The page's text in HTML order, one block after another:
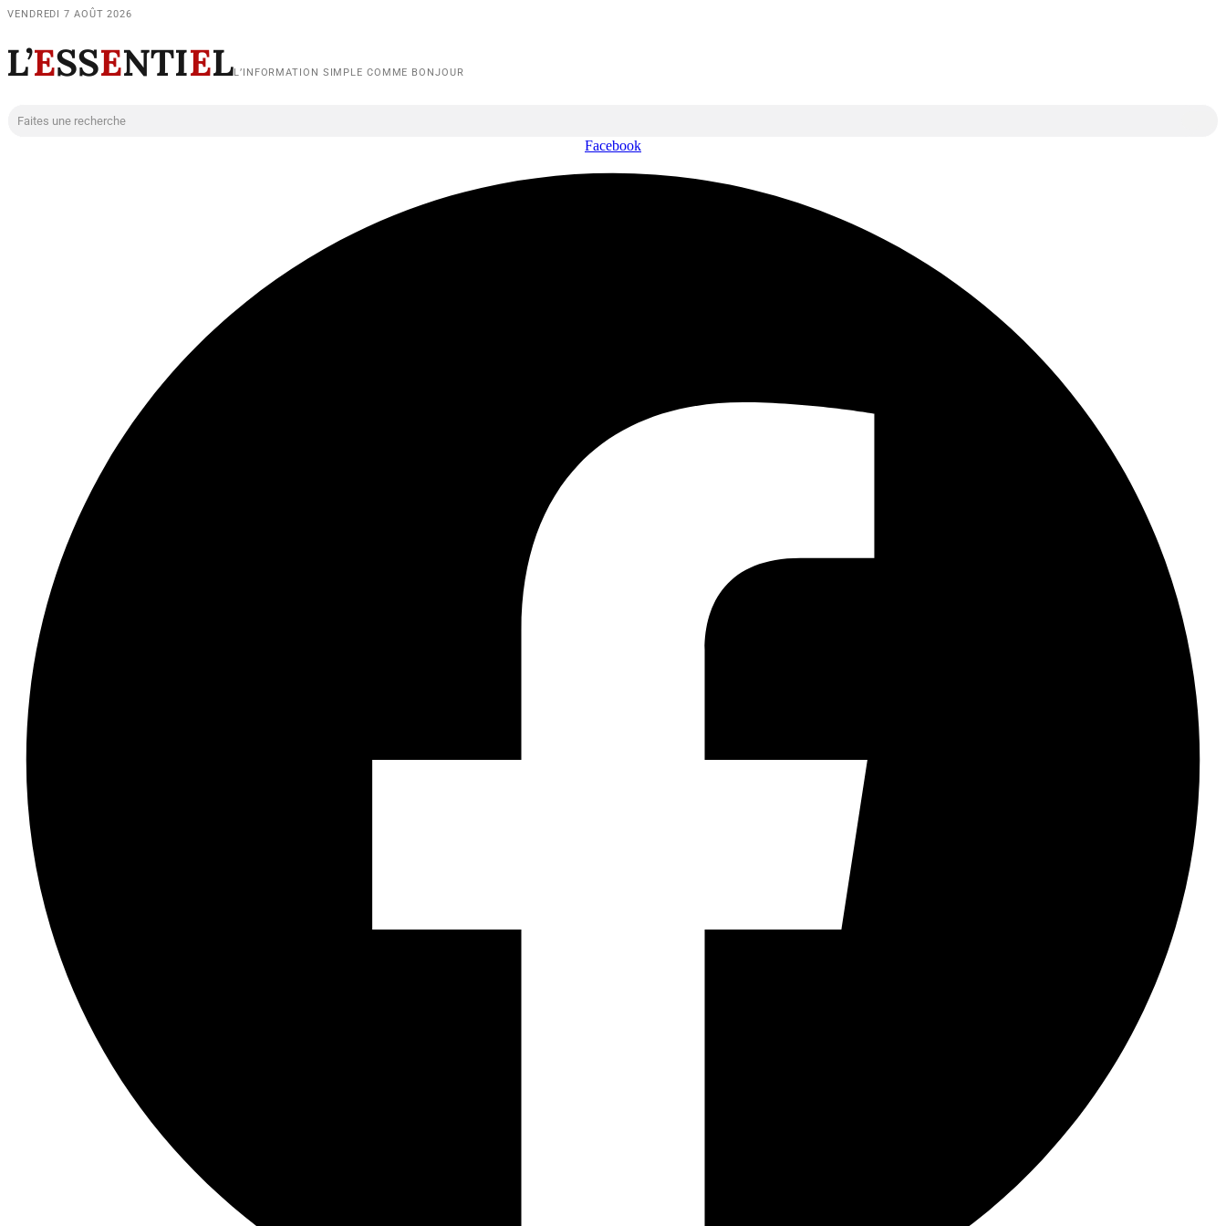
VENDREDI 7 AOÛT 2026
L’ESSENTIELL’INFORMATION SIMPLE COMME BONJOUR
Facebook